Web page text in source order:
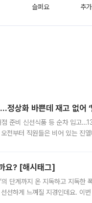
슬퍼요 추
상화 바쁜데 재고 없어
준비 신선식품 등 순차 입고
전부터 직원들은 비어 있는 진
요? [해시태그]
의 단계까지 온 지독하고 지독
선하게 느껴질 지경인데요. 이